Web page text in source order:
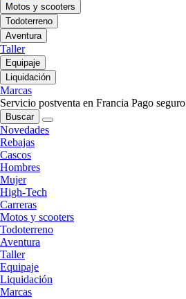
Motos y scooters
Todoterreno
Aventura
Taller
Equipaje
Liquidación
Marcas
Servicio postventa en Francia Pago seguro
Buscar
Novedades
Rebajas
Cascos
Hombres
Mujer
High-Tech
Carreras
Motos y scooters
Todoterreno
Aventura
Taller
Equipaje
Liquidación
Marcas